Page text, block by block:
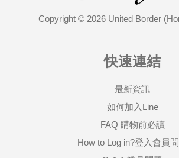
Copyright © 2026 United Border
快速連結
最新資訊
如何加入Line
FAQ 購物前必讀
How to Log in?登入會員